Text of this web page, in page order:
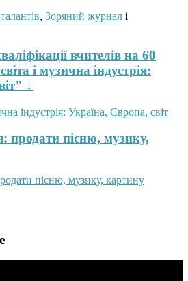
, Зоряний журнал і
вчителів на 60
і музична індустрія:
↓
продати пісню, музику,